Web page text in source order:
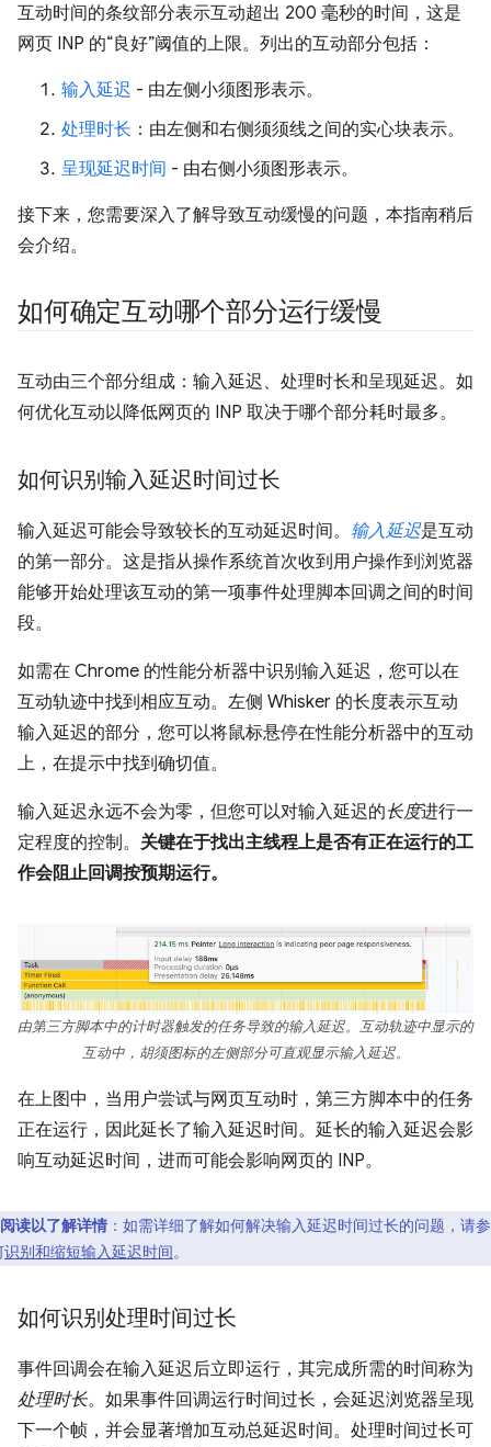
互动时间的条纹部分表示互动超出 200 毫秒的时间，这是
网页 INP 的“良好”阈值的上限。列出的互动部分包括：
输入延迟 - 由左侧小须图形表示。
处理时长 ：由左侧和右侧须须线之间的实心块表示。
呈现延迟时间 - 由右侧小须图形表示。
接下来，您需要深入了解导致互动缓慢的问题，本指南稍后
会介绍。
如何确定互动哪个部分运行缓慢
互动由三个部分组成：输入延迟、处理时长和呈现延迟。如
何优化互动以降低网页的 INP 取决于哪个部分耗时最多。
如何识别输入延迟时间过长
输入延迟可能会导致较长的互动延迟时间。 输入延迟是互动
的第一部分。这是指从操作系统首次收到用户操作到浏览器
能够开始处理该互动的第一项事件处理脚本回调之间的时间
段。
如需在 Chrome 的性能分析器中识别输入延迟，您可以在
互动轨迹中找到相应互动。左侧 Whisker 的长度表示互动
输入延迟的部分，您可以将鼠标悬停在性能分析器中的互动
上，在提示中找到确切值。
输入延迟永远不会为零，但您可以对输入延迟的长度进行一
定程度的控制。 关键在于找出主线程上是否有正在运行的工
作会阻止回调按预期运行。
由第三方脚本中的计时器触发的任务导致的输入延迟。互动轨迹中显示的
互动中，胡须图标的左侧部分可直观显示输入延迟。
在上图中，当用户尝试与网页互动时，第三方脚本中的任务
正在运行，因此延长了输入延迟时间。延长的输入延迟会影
响互动延迟时间，进而可能会影响网页的 INP。
阅读以了解详情 ：如需详细了解如何解决输入延迟时间过长的问题，请
识别和缩短输入延迟时间。
如何识别处理时间过长
事件回调会在输入延迟后立即运行，其完成所需的时间称为
处理时长。如果事件回调运行时间过长，会延迟浏览器呈现
下一个帧，并会显著增加互动总延迟时间。处理时间过长可